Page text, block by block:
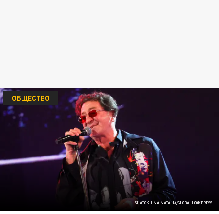
SHATOKHINA NATALIA/GLOBALLOOKPRESS
ОБЩЕСТВО